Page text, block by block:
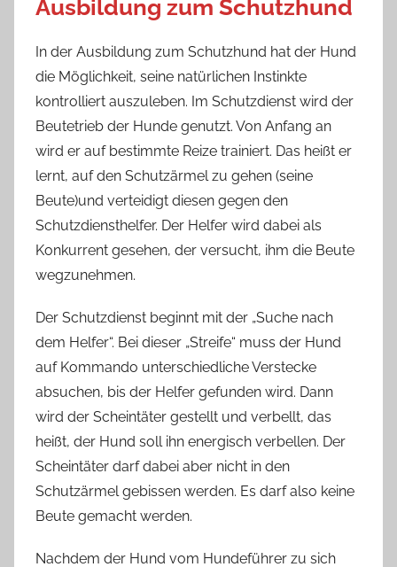
Ausbildung zum Schutzhund
In der Ausbildung zum Schutzhund hat der Hund
die Möglichkeit, seine natürlichen Instinkte
kontrolliert auszuleben. Im Schutzdienst wird der
Beutetrieb der Hunde genutzt. Von Anfang an
wird er auf bestimmte Reize trainiert. Das heißt er
lernt, auf den Schutzärmel zu gehen (seine
Beute)und verteidigt diesen gegen den
Schutzdiensthelfer. Der Helfer wird dabei als
Konkurrent gesehen, der versucht, ihm die Beute
wegzunehmen.
Der Schutzdienst beginnt mit der „Suche nach
dem Helfer“. Bei dieser „Streife“ muss der Hund
auf Kommando unterschiedliche Verstecke
absuchen, bis der Helfer gefunden wird. Dann
wird der Scheintäter gestellt und verbellt, das
heißt, der Hund soll ihn energisch verbellen. Der
Scheintäter darf dabei aber nicht in den
Schutzärmel gebissen werden. Es darf also keine
Beute gemacht werden.
Nachdem der Hund vom Hundeführer zu sich